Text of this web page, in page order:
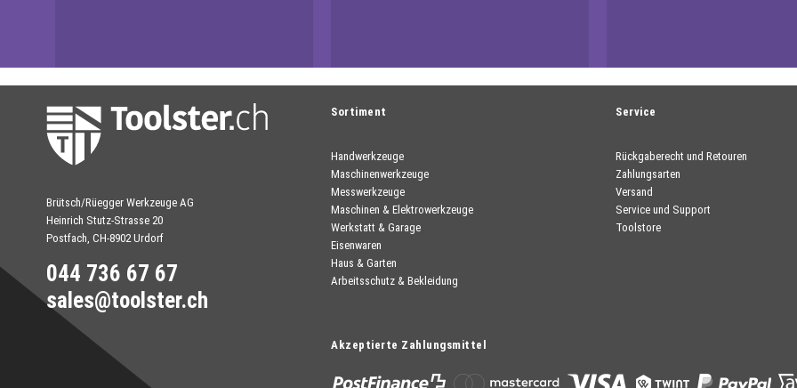
Brütsch/Rüegger Werkzeuge AG
Heinrich Stutz-Strasse 20
Postfach, CH-8902 Urdorf
044 736 67 67
sales@toolster.ch
Sortiment
Handwerkzeuge
Maschinenwerkzeuge
Messwerkzeuge
Maschinen & Elektrowerkzeuge
Werkstatt & Garage
Eisenwaren
Haus & Garten
Arbeitsschutz & Bekleidung
Service
Rückgaberecht und Retouren
Zahlungsarten
Versand
Service und Support
Toolstore
Akzeptierte Zahlungsmittel